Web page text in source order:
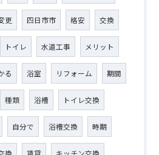
更 四日市市 格安 交換
トイレ 水道工事 メリット
る 浴室 リフォーム 期間
種類 浴槽 トイレ交換
自分で 浴槽交換 時期